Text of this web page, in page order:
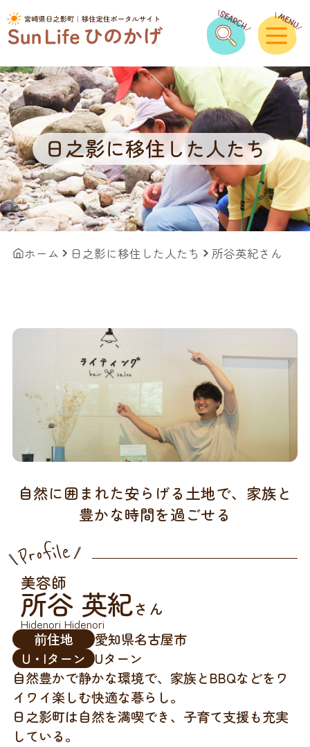
日之影に移住した人たち
ホーム 日之影に移住した人たち 所谷英紀さん
自然に囲まれた安らげる土地で、家族と
豊かな時間を過ごせる
美容師
所谷 英紀さん
Hidenori Hidenori
前住地
愛知県名古屋市
U・Iターン Uターン
自然豊かで静かな環境で、家族とBBQなどをワ
イワイ楽しむ快適な暮らし。
日之影町は自然を満喫でき、子育て支援も充実
している。